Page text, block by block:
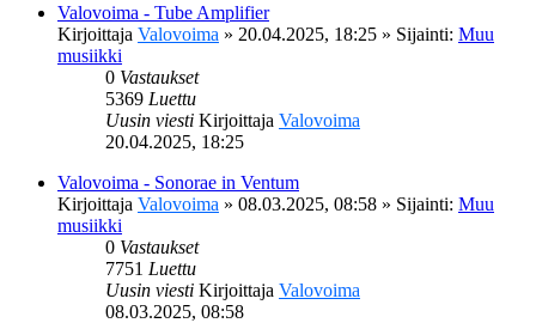
Valovoima - Tube Amplifier
Kirjoittaja Valovoima » 20.04.2025, 18:25 » Sijainti: Muu
musiikki
0 Vastaukset
5369 Luettu
Uusin viesti Kirjoittaja Valovoima
20.04.2025, 18:25
Valovoima - Sonorae in Ventum
Kirjoittaja Valovoima » 08.03.2025, 08:58 » Sijainti: Muu
musiikki
0 Vastaukset
7751 Luettu
Uusin viesti Kirjoittaja Valovoima
08.03.2025, 08:58